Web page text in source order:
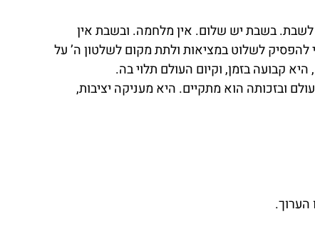
בשבת יש שלום. אין מלחמה. ובשבת אין
להפסיק לשלוט במציאות ולתת מקום לשלטון ה’ על
קבועה בזמן, וקיום העולם תלוי בה.
ובזכותה הוא מתקיים. היא מעניקה יציבות,